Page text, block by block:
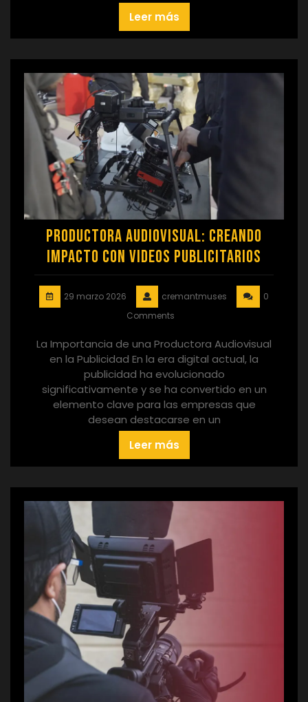
Leer más
Productora audiovisual: Creando
Impacto con Videos Publicitarios
29 marzo 2026 cremantmuses
0
Comments
La Importancia de una Productora Audiovisual
en la Publicidad En la era digital actual, la
publicidad ha evolucionado
significativamente y se ha convertido en un
elemento clave para las empresas que
desean destacarse en un
Leer más